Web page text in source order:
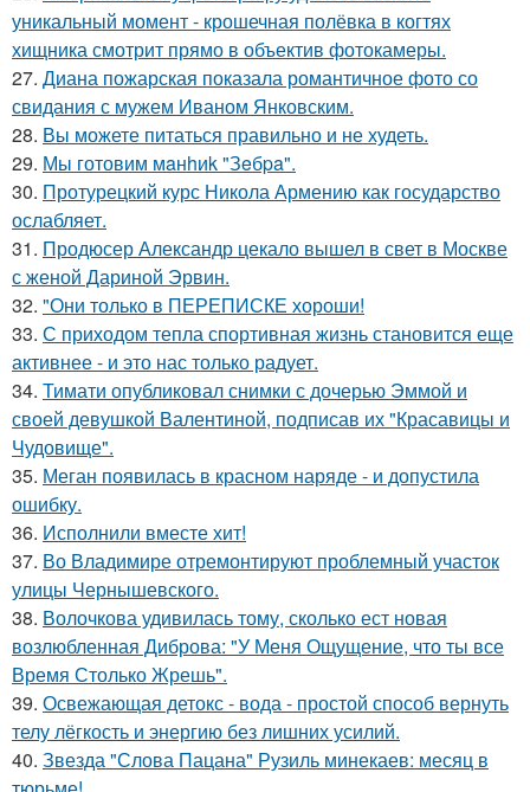
уникальный момент - крошечная полёвка в когтях
хищника смотрит прямо в объектив фотокамеры.
27. Диана пожарская показала романтичное фото со
свидания с мужем Иваном Янковским.
28. Вы можете питаться правильно и не худеть.
29. Мы готовим мaнhиk "Зeбpa".
30. Протурецкий курс Никола Армению как государство
ослабляет.
31. Продюсер Александр цекало вышел в свет в Москве
с женой Дариной Эрвин.
32. "Они только в ПЕРЕПИСКЕ хороши!
33. С приходом тепла спортивная жизнь становится еще
активнее - и это нас только радует.
34. Тимати опубликовал снимки с дочерью Эммой и
своей девушкой Валентиной, подписав их "Красавицы и
Чудовище".
35. Меган появилась в красном наряде - и допустила
ошибку.
36. Исполнили вместе хит!
37. Во Владимире отремонтируют проблемный участок
улицы Чернышевского.
38. Волочкова удивилась тому, сколько ест новая
возлюбленная Диброва: "У Меня Ощущение, что ты все
Время Столько Жрешь".
39. Освежающая детокс - вода - простой способ вернуть
телу лёгкость и энергию без лишних усилий.
40. Звезда "Слова Пацана" Рузиль минекаев: месяц в